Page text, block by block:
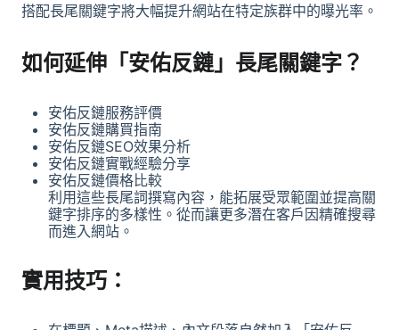
搭配長尾關鍵字將大幅提升網站在特定族群中的曝光率。
如何延伸「安佑反鏈」長尾關鍵字？
安佑反鏈服務評價
安佑反鏈購買指南
安佑反鏈SEO效果分析
安佑反鏈實戰經驗分享
安佑反鏈價格比較
利用這些長尾詞撰寫內容，能拓展受眾範圍並提高關
鍵字排序的多樣性。從而讓更多潛在客戶因精確搜尋
而進入網站。
實用技巧：